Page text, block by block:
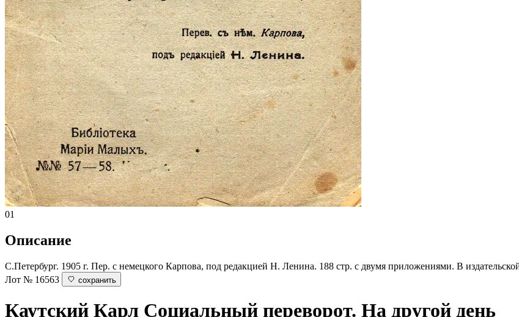
01
Описание
С.Петербург. 1905 г. Пер. с немецкого Карпова, под редакцией Н. Ленина. 188 стр. с двумя приложениями. В
Лот № 16563
сохранить
Каутский Карл Социальный переворот. На другой день